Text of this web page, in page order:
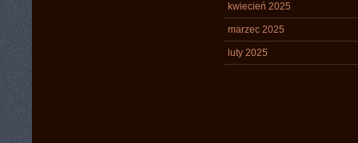
kwiecień 2025
marzec 2025
luty 2025